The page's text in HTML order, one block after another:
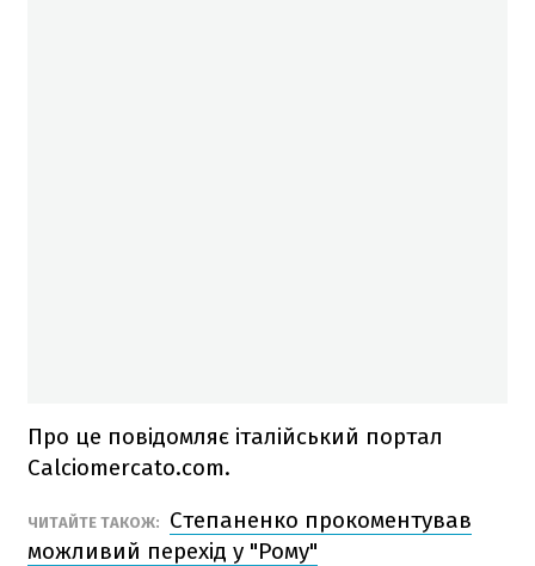
Про це повідомляє італійський портал
Calciomercato.com.
ЧИТАЙТЕ ТАКОЖ:
Степаненко прокоментував
можливий перехід у "Рому"